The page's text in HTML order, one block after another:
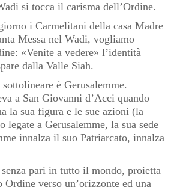
si tocca il carisma dell’Ordine.
i Carmelitani della casa Madre
Messa nel Wadi, vogliamo
«Venite a vedere» l’identità
dalla Valle Siah.
è Gerusalemme.
a San Giovanni d’Acci quando
la sua figura e le sue azioni (la
legate a Gerusalemme, la sua sede
innalza il suo Patriarcato, innalza
pari in tutto il mondo, proietta
Ordine verso un’orizzonte ed una